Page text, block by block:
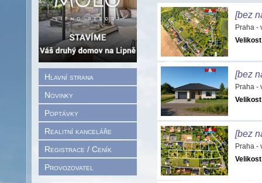
Hlavní strana
Novinky
Poptávky
Realitní kanceláře
Registrace / Ceník
Provozovatel
[bez
Praha -
[bez
Praha -
[bez
Praha -